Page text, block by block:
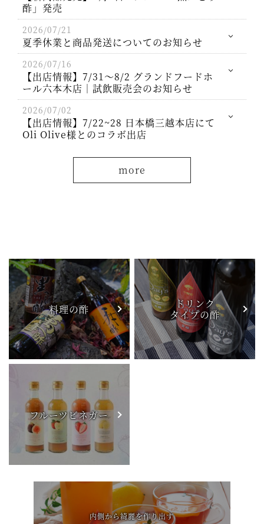
酢」発売
2026/07/21
夏季休業と商品発送についてのお知らせ
2026/07/16
【出店情報】7/31～8/2 グランドフードホ
ール六本木店｜試飲販売会のお知らせ
2026/07/02
【出店情報】7/22~28 日本橋三越本店にて
Oli Olive様とのコラボ出店
more
料理の酢
ドリンク
タイプの酢
フルーツビネガー
内側から綺麗を作り出す